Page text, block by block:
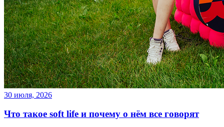
30 июля, 2026
Что такое soft life и почему о нём все говорят